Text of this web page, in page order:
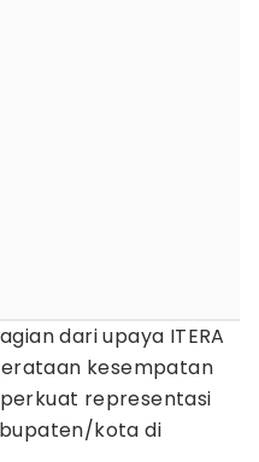
dari upaya ITERA
kesempatan
representasi
kota di